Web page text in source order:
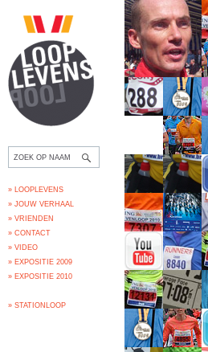
» LOOPLEVENS
» JOUW VERHAAL
» VRIENDEN
» CONTACT
» VIDEO
» EXPOSITIE 2009
» EXPOSITIE 2010
» STATIONLOOP